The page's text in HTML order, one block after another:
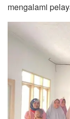
mengalami